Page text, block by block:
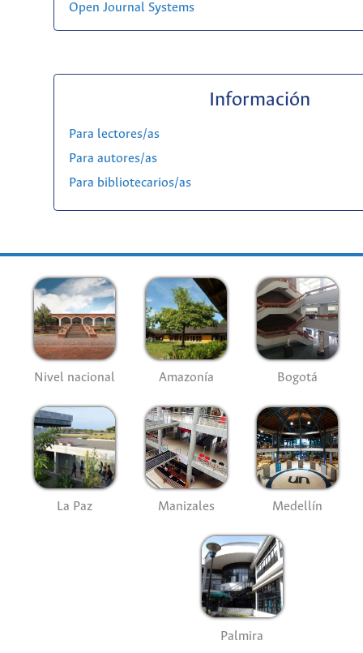
Open Journal Systems
Información
Para lectores/as
Para autores/as
Para bibliotecarios/as
Nivel nacional Amazonía Bogotá
La Paz Manizales Medellín
Palmira